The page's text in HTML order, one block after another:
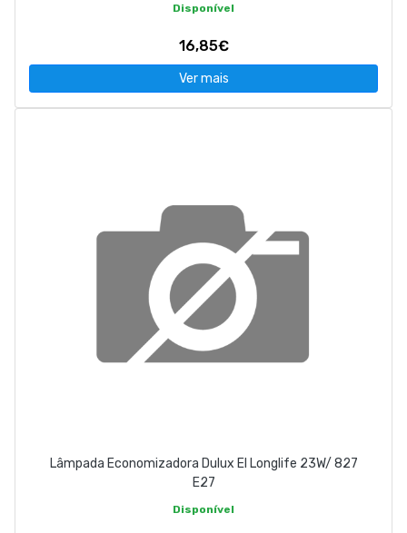
Disponível
16,85€
Ver mais
Lâmpada Economizadora Dulux El Longlife 23W/ 827
E27
Disponível